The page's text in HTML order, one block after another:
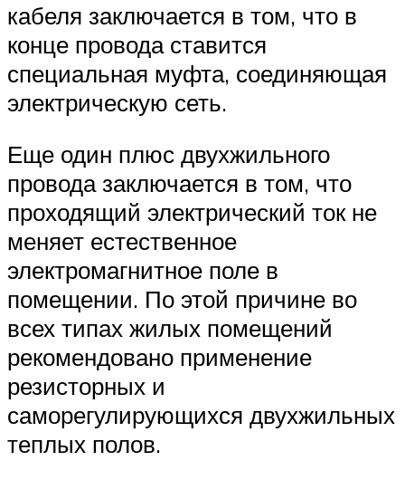
кабеля заключается в том, что в
конце провода ставится
специальная муфта, соединяющая
электрическую сеть.
Еще один плюс двухжильного
провода заключается в том, что
проходящий электрический ток не
меняет естественное
электромагнитное поле в
помещении. По этой причине во
всех типах жилых помещений
рекомендовано применение
резисторных и
саморегулирующихся двухжильных
теплых полов.